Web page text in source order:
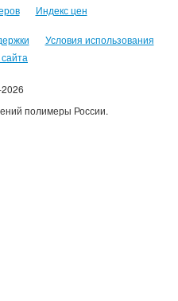
Индекс цен
Условия использования
полимеры России.